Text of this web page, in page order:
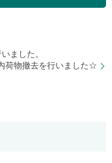
ました。
荷物撤去を行いました☆